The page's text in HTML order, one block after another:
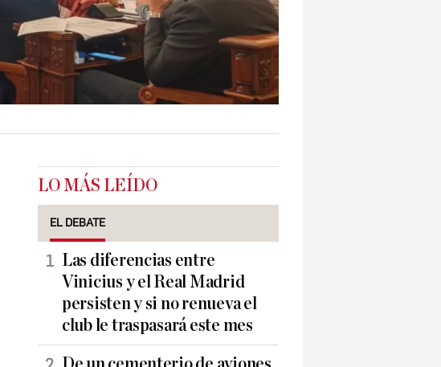
LO MÁS LEÍDO
EL DEBATE
Las diferencias entre
Vinicius y el Real Madrid
persisten y si no renueva el
club le traspasará este mes